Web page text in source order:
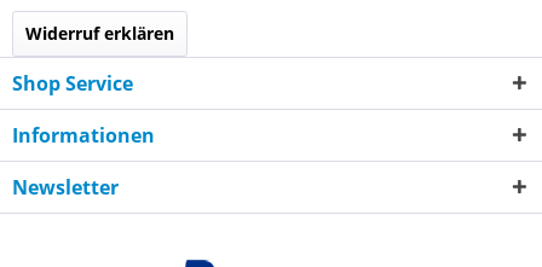
Widerruf erklären
Shop Service
Informationen
Newsletter